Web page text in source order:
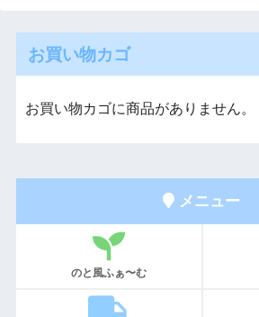
お買い物カゴ
お買い物カゴに商品がありません。
メニュー
のと風ふぁ〜む